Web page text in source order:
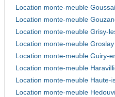
Location monte-meuble
Location monte-meuble
Location monte-meuble Grisy-
Location monte-meuble
Location monte-meuble Guiry-
Location monte-meuble
Location monte-meuble Haute-
Location monte-meuble